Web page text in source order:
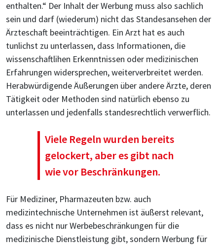
enthalten.“ Der Inhalt der Werbung muss also sachlich
sein und darf (wiederum) nicht das Standesansehen der
Ärzteschaft beeinträchtigen. Ein Arzt hat es auch
tunlichst zu unterlassen, dass Informationen, die
wissenschaftlihen Erkenntnissen oder medizinischen
Erfahrungen widersprechen, weiterverbreitet werden.
Herabwürdigende Äußerungen über andere Ärzte, deren
Tätigkeit oder Methoden sind natürlich ebenso zu
unterlassen und jedenfalls standesrechtlich verwerflich.
Viele Regeln wurden bereits
gelockert, aber es gibt nach
wie vor Beschränkungen.
Für Mediziner, Pharmazeuten bzw. auch
medizintechnische Unternehmen ist äußerst relevant,
dass es nicht nur Werbebeschränkungen für die
medizinische Dienstleistung gibt, sondern Werbung für